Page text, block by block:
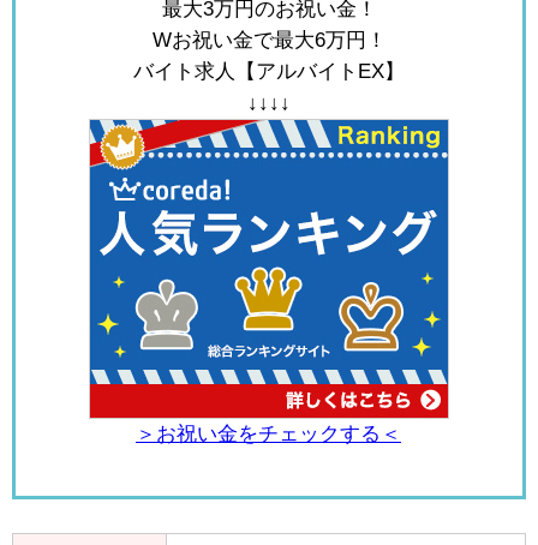
最大3万円のお祝い金！
Wお祝い金で最大6万円！
バイト求人【アルバイトEX】
↓↓↓↓
＞お祝い金をチェックする＜